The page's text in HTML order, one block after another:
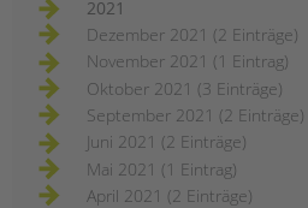
2021
Dezember 2021 (2 Einträge)
November 2021 (1 Eintrag)
Oktober 2021 (3 Einträge)
September 2021 (2 Einträge)
Juni 2021 (2 Einträge)
Mai 2021 (1 Eintrag)
April 2021 (2 Einträge)